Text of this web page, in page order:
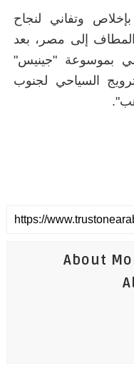
وتفاني لنجاح
المطاف إلى مصر، بعد
بموسوعة "جينيس"
السياحي لجنوب
About